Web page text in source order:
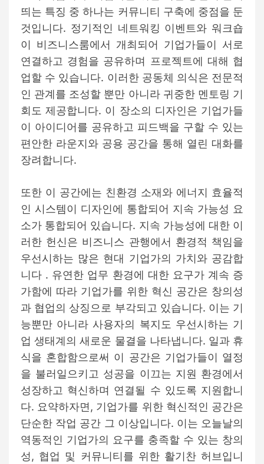
띄는 특징 중 하나는 커뮤니티 구축에 중점을 둔
것입니다. 정기적인 네트워킹 이벤트와 워크숍
이 비즈니스룸에서 개최되어 기업가들이 서로
연결하고 경험을 공유하며 프로젝트에 대해 협
업할 수 있습니다. 이러한 공동체 의식은 전문적
인 관계를 조성할 뿐만 아니라 귀중한 멘토링 기
회도 제공합니다. 이 장소의 디자인은 기업가들
이 아이디어를 공유하고 피드백을 구할 수 있는
편안한 라운지와 공용 공간을 통해 열린 대화를
장려합니다.
또한 이 공간에는 친환경 소재와 에너지 효율적
인 시스템이 디자인에 통합되어 지속 가능성 요
소가 통합되어 있습니다. 지속 가능성에 대한 이
러한 헌신은 비즈니스 관행에서 환경적 책임을
우선시하는 많은 현대 기업가의 가치와 공감합
니다 . 유연한 업무 환경에 대한 요구가 계속 증
가함에 따라 기업가를 위한 혁신 공간은 창의성
과 협업의 상징으로 부각되고 있습니다. 이는 기
능뿐만 아니라 사용자의 복지도 우선시하는 기
업 생태계의 새로운 물결을 나타냅니다. 일과 휴
식을 혼합함으로써 이 공간은 기업가들이 열정
을 불러일으키고 성공을 이끄는 지원 환경에서
성장하고 혁신하며 연결될 수 있도록 지원합니
다. 요약하자면, 기업가를 위한 혁신적인 공간은
단순한 작업 공간 그 이상입니다. 이는 오늘날의
역동적인 기업가의 요구를 충족할 수 있는 창의
성, 협업 및 커뮤니티를 위한 활기찬 허브입니